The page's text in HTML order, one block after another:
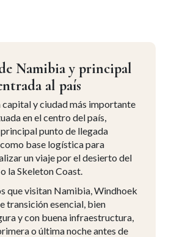
Namibia y principal
al país
capital y ciudad más importante
en el centro del país,
punto de llegada
base logística para
un viaje por el desierto del
la Skeleton Coast.
que visitan Namibia, Windhoek
transición esencial, bien
y con buena infraestructura,
o última noche antes de